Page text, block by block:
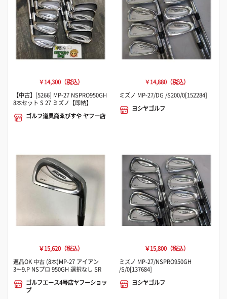
￥14,300（税込）
【中古】[5266] MP-27 NSPRO950GH
8本セット S 27 ミズノ【即納】
ゴルフ道具商ゑびすや ヤフー店
￥14,880（税込）
ミズノ MP-27/DG /S200/0[152284]
ヨシヤゴルフ
￥15,620（税込）
返品OK 中古 (8本)MP-27 アイアン
3〜9.P NSプロ 950GH 選択なし SR
ゴルフエース4号店ヤフーショッ
プ
￥15,800（税込）
ミズノ MP-27/NSPRO950GH
/S/0[137684]
ヨシヤゴルフ